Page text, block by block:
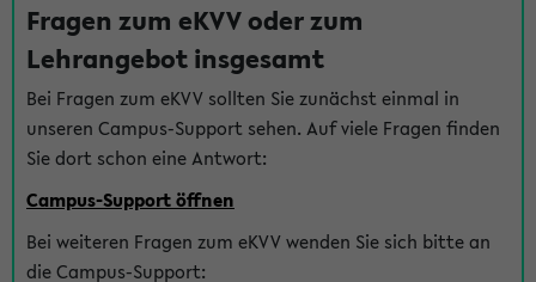
Fragen zum eKVV oder zum
Lehrangebot insgesamt
Bei Fragen zum eKVV sollten Sie zunächst einmal in
unseren Campus-Support sehen. Auf viele Fragen finden
Sie dort schon eine Antwort:
Campus-Support öffnen
Bei weiteren Fragen zum eKVV wenden Sie sich bitte an
die Campus-Support: